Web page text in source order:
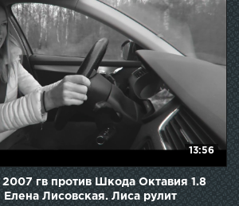
13:56
гв против Шкода Октавия 1.8
Елена Лисовская. Лиса рулит